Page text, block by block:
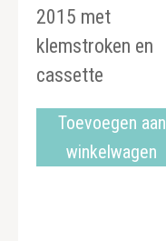
2015 met
klemstroken en
cassette
Toevoegen aan
winkelwagen